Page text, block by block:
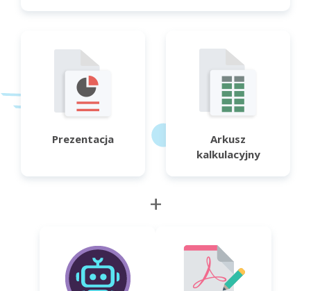
Prezentacja
Arkusz
kalkulacyjny
+